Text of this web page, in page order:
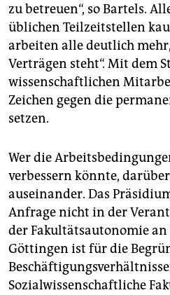
zu betreuen“, so Bartels.
üblichen Teilzeitstellen
arbeiten alle deutlich
Verträgen steht“. Mit dem
wissenschaftlichen
Zeichen gegen die
setzen.
Wer die
verbessern könnte,
auseinander. Das
Anfrage nicht in der
der Fakultätsautonomie
Göttingen ist für die
Sozialwissenschaftliche